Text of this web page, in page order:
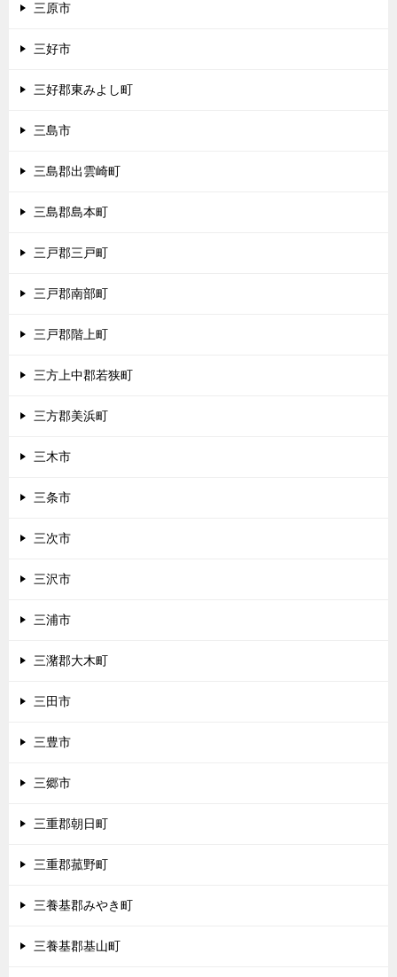
三原市
三好市
三好郡東みよし町
三島市
三島郡出雲崎町
三島郡島本町
三戸郡三戸町
三戸郡南部町
三戸郡階上町
三方上中郡若狭町
三方郡美浜町
三木市
三条市
三次市
三沢市
三浦市
三潴郡大木町
三田市
三豊市
三郷市
三重郡朝日町
三重郡菰野町
三養基郡みやき町
三養基郡基山町